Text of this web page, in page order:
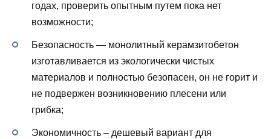
годах, проверить опытным путем пока нет
возможности;
Безопасность — монолитный керамзитобетон
изготавливается из экологически чистых
материалов и полностью безопасен, он не горит и
не подвержен возникновению плесени или
грибка;
Экономичность – дешевый вариант для